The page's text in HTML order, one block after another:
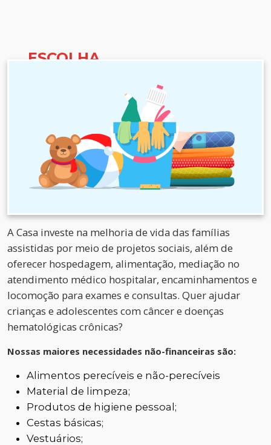
ESCOLHA
A Casa investe na melhoria de vida das famílias
assistidas por meio de projetos sociais, além de
oferecer hospedagem, alimentação, mediação no
atendimento médico hospitalar, encaminhamentos e
locomoção para exames e consultas. Quer ajudar
crianças e adolescentes com câncer e doenças
hematológicas crônicas?
Nossas maiores necessidades não-financeiras são:
Alimentos perecíveis e não-perecíveis
Material de limpeza;
Produtos de higiene pessoal;
Cestas básicas;
Vestuários;